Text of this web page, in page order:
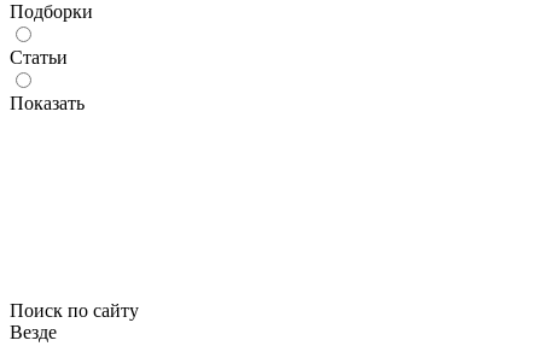
Подборки
Статьи
Показать
Поиск по сайту
Везде